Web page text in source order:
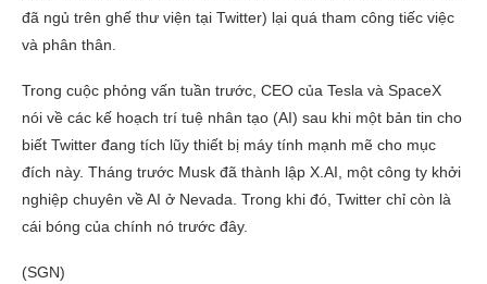
đã ngủ trên ghế thư viện tại Twitter) lại quá tham công tiếc việc
và phân thân.
Trong cuộc phỏng vấn tuần trước, CEO của Tesla và SpaceX
nói về các kế hoạch trí tuệ nhân tạo (AI) sau khi một bản tin cho
biết Twitter đang tích lũy thiết bị máy tính mạnh mẽ cho mục
đích này. Tháng trước Musk đã thành lập X.AI, một công ty khởi
nghiệp chuyên về AI ở Nevada. Trong khi đó, Twitter chỉ còn là
cái bóng của chính nó trước đây.
(SGN)